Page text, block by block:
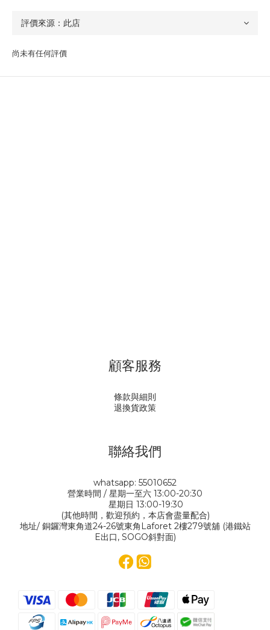
尚未有任何評價
顧客服務
條款與細則
退換貨政策
聯絡我們
whatsapp: 55010652
營業時間 / 星期一至六 13:00-20:30
星期日 13:00-19:30
(其他時間，歡迎預約，本店會盡量配合)
地址/ 銅鑼灣東角道24-26號東角Laforet 2樓279號舖 (港鐵站
E出口, SOGO斜對面)